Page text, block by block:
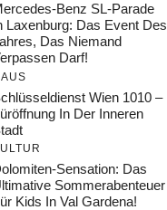
Benz SL-Parade
Laxenburg: Das Event Des
Das Niemand
Darf!
Wien 1010 –
In Der Inneren
Sensation: Das
Sommerabenteuer
Kids In Val Gardena!